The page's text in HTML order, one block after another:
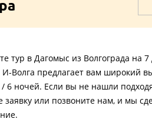
тур в Дагомыс из Волгограда на
Волга предлагает вам широкий
6 ночей. Если вы не нашли
заявку или позвоните нам, и мы